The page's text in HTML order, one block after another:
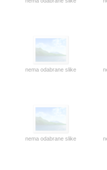
nema odabrane slike
nema odabrane slike